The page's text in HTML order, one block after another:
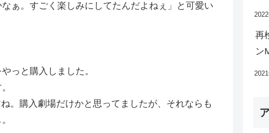
ぁ。すごく楽しみにしてたんだよねぇ」と可愛い
っと購入しました。
。購入劇場だけかと思ってましたが、それならも
再
ン